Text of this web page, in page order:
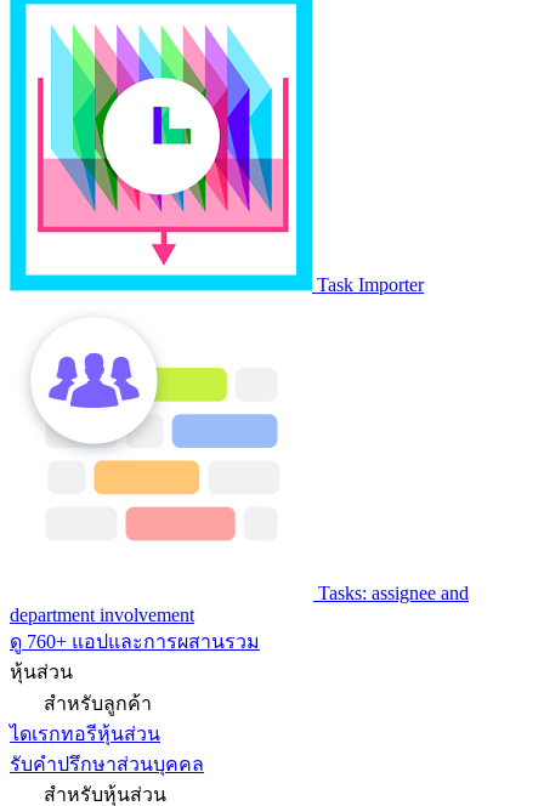
Task Importer
Tasks: assignee and
department involvement
ดู 760+ แอปและการผสานรวม
หุ้นส่วน
สำหรับลูกค้า
ไดเรกทอรีหุ้นส่วน
รับคำปรึกษาส่วนบุคคล
สำหรับหุ้นส่วน